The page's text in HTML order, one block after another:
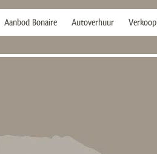
Aanbod Bonaire Autoverhuur Verkoop